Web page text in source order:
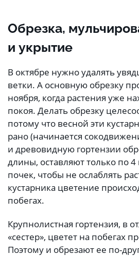
Обрезка,
и укрытие
В октябре нужно удалять
ветки. А основную обрезку
ноября, когда растения уже
покоя. Делать обрезку
потому что весной эти
рано (начинается
и древовидную гортензии
длины, оставляют только по
почек, чтобы не ослаблять
кустарника цветение
побегах.
Крупнолистная гортензия, в
«сестер», цветет на побегах
Поэтому и обрезают ее по-